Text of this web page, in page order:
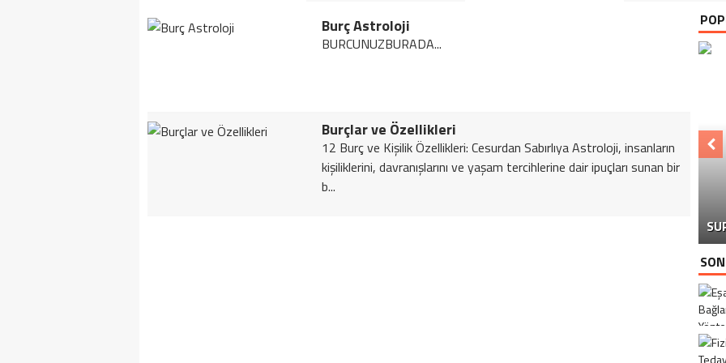
Burç Astroloji
BURCUNUZBURADA...
Burçlar ve Özellikleri
12 Burç ve Kişilik Özellikleri: Cesurdan Sabırlıya Astroloji, insanların
kişiliklerini, davranışlarını ve yaşam tercihlerine dair ipuçları sunan bir
b...